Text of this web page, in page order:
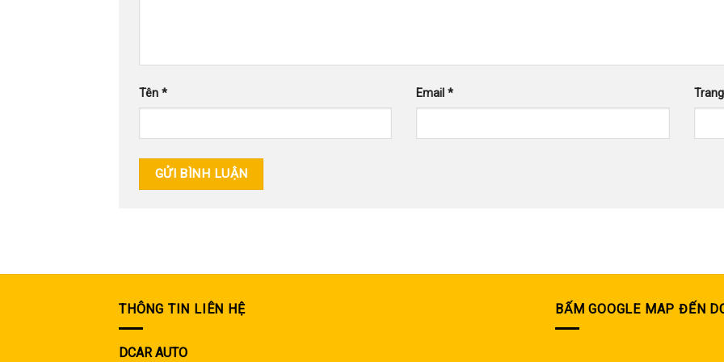
Tên * Email*
THÔNG TIN LIÊN HỆ
DCAR AUTO
BẤM GOOGLE MAP ĐẾN